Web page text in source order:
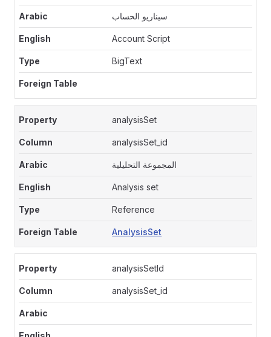
سيناريو الحساب
Account Script
BigText
analysisSet
analysisSet_id
المجموعة التحليلية
Analysis set
Reference
AnalysisSet
analysisSetId
analysisSet_id